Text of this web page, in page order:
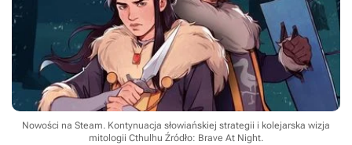
Nowości na Steam. Kontynuacja słowiańskiej strategii i kolejarska wizja
mitologii Cthulhu Źródło: Brave At Night.